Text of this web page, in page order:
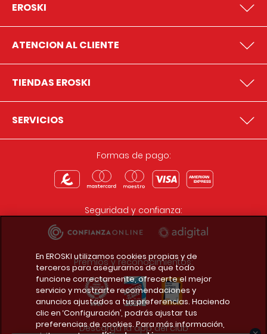
EROSKI
ATENCION AL CLIENTE
TIENDAS EROSKI
SERVICIOS
Formas de pago:
Seguridad y confianza:
Premios y reconocimientos:
Descarga la app del club
En EROSKI utilizamos cookies propias y de
terceros para asegurarnos de que todo
funcione correctamente, ofrecerte el mejor
servicio y mostrarte recomendaciones y
anuncios ajustados a tus preferencias. Haciendo
clic en ‘Configuración’, podrás ajustar tus
preferencias de cookies. Para más información,